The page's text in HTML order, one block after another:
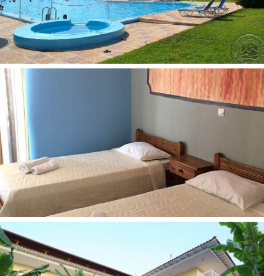
Internetas: Wi-Fi nemokamai
Vonia arba dušas
Televizorius: yra
Mini šaldytuvas
Viešbučio teritorijoje:
Skalbykla už papildomą mokestį
Restoranai: 1
Gydytojo iškvietimas
Belaidis internetas nemokamai
Automobilių stovėjimo aikštelė yra
Pramogos ir sportas:
Vaikai nuo 8 mėn. iki 3 metų:
Prie baseino:
Paplūdimio rankšluosčiai už papildomą mokestį.